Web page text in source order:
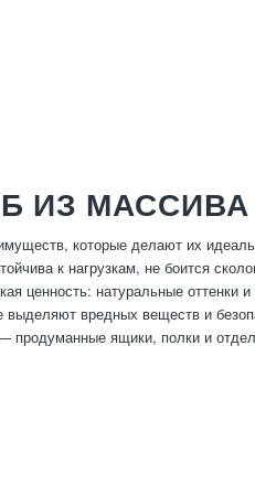
ИЗ
которые делают их
к нагрузкам, не боится
ценность: натуральные
вредных веществ и
продуманные ящики, полки и